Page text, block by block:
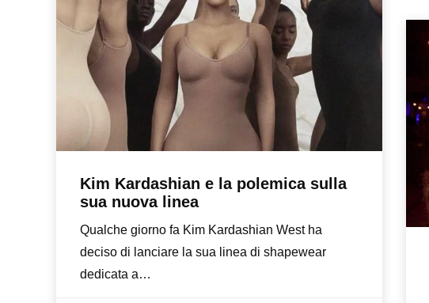
Kim Kardashian e la polemica sulla
sua nuova linea
Qualche giorno fa Kim Kardashian West ha
deciso di lanciare la sua linea di shapewear
dedicata a…